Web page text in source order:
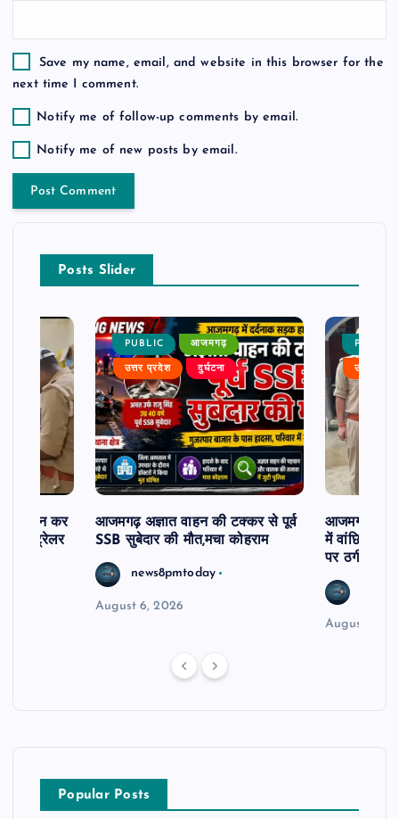
Save my name, email, and website in this browser for the
next time I comment.
Notify me of follow-up comments by email.
Notify me of new posts by email.
Posts Slider
से दर्शन कर
खड़े ट्रेलर
PUBLIC आजमगढ़
उत्तर प्रदेश दुर्घटना
आजमगढ़ अज्ञात वाहन की टक्कर से पूर्व
SSB सुबेदार की मौत,मचा कोहराम
news8pmtoday
August 6, 2026
PUBLIC
उत्तर
आजमगढ़ 43
में वांछित
पर ठगी और
August 6,
Popular Posts